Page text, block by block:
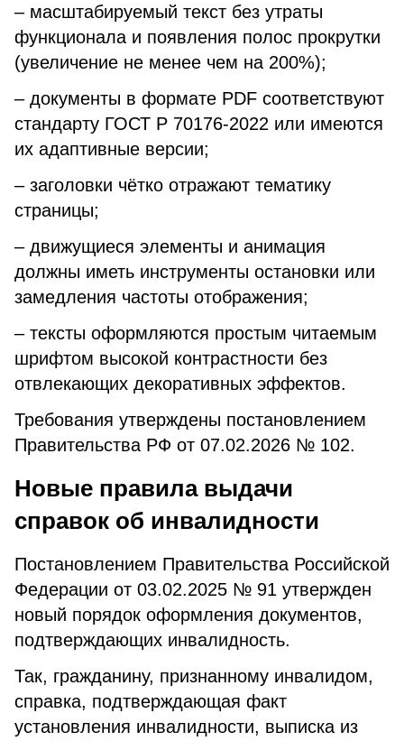
– масштабируемый текст без утраты
функционала и появления полос прокрутки
(увеличение не менее чем на 200%);
– документы в формате PDF соответствуют
стандарту ГОСТ Р 70176-2022 или имеются
их адаптивные версии;
– заголовки чётко отражают тематику
страницы;
– движущиеся элементы и анимация
должны иметь инструменты остановки или
замедления частоты отображения;
– тексты оформляются простым читаемым
шрифтом высокой контрастности без
отвлекающих декоративных эффектов.
Требования утверждены постановлением
Правительства РФ от 07.02.2026 № 102.
Новые правила выдачи
справок об инвалидности
Постановлением Правительства Российской
Федерации от 03.02.2025 № 91 утвержден
новый порядок оформления документов,
подтверждающих инвалидность.
Так, гражданину, признанному инвалидом,
справка, подтверждающая факт
установления инвалидности, выписка из